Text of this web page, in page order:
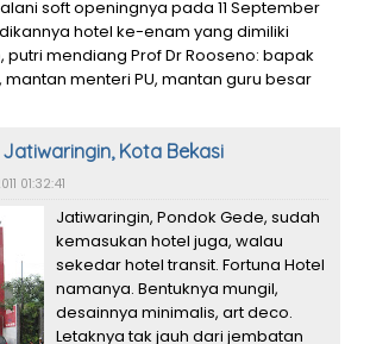
soft openingnya pada 11 September
hotel ke-enam yang dimiliki
putri mendiang Prof Dr Rooseno: bapak
mantan menteri PU, mantan guru besar
Kota Bekasi
01:32:41
Jatiwaringin, Pondok Gede, sudah
kemasukan hotel juga, walau
sekedar hotel transit. Fortuna Hotel
namanya. Bentuknya mungil,
desainnya minimalis, art deco.
Letaknya tak jauh dari jembatan